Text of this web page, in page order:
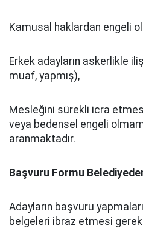
Kamusal haklardan engeli
Erkek adayların askerlikle
muaf, yapmış),
Mesleğini sürekli icra
veya bedensel engeli
aranmaktadır.
Başvuru Formu
Adayların başvuru
belgeleri ibraz etmesi